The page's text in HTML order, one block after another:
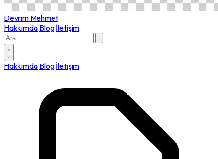
Devrim Mehmet
Hakkımda Blog İletişim
Hakkımda Blog İletişim